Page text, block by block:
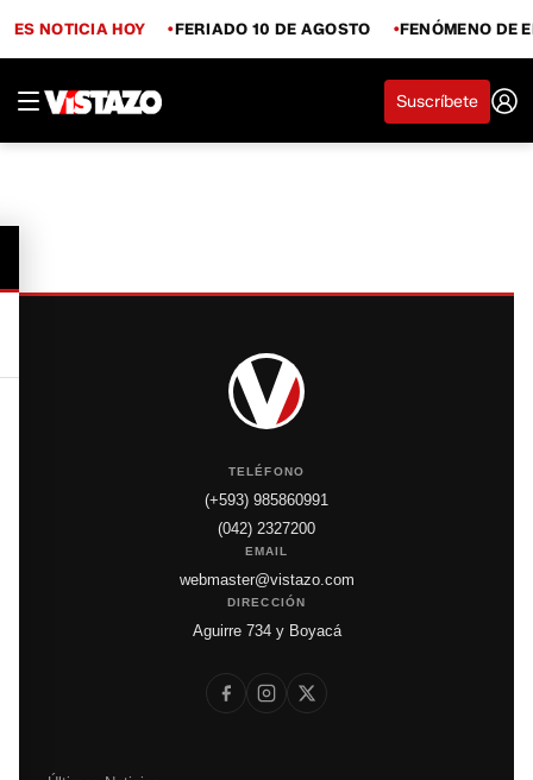
ES NOTICIA HOY FERIADO 10 DE AGOSTO FENÓMENO DE
Suscríbete
TELÉFONO
(+593) 985860991
(042) 2327200
EMAIL
webmaster@vistazo.com
DIRECCIÓN
Aguirre 734 y Boyacá